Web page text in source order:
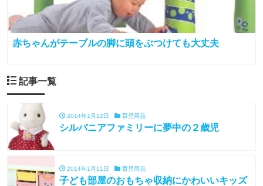
赤ちゃんがテーブルの脚に頭をぶつけても大丈夫
記事一覧
2014年1月12日 育児用品
シルバニアファミリーに夢中の２歳児
2014年1月11日 育児用品
子ども部屋のおもちゃ収納にかわいいキッズ